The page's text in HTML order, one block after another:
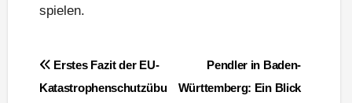
spielen.
BeitragsnavigationPendler in Baden-
Württemberg: Ein Blick
Erstes Fazit der EU-
Katastrophenschutzübu